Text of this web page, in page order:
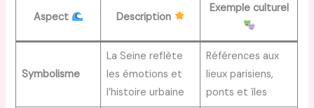
Aspect Description
Exemple culturel
Symbolisme
La Seine reflète
les émotions et
l’histoire urbaine
Références aux
lieux parisiens,
ponts et îles